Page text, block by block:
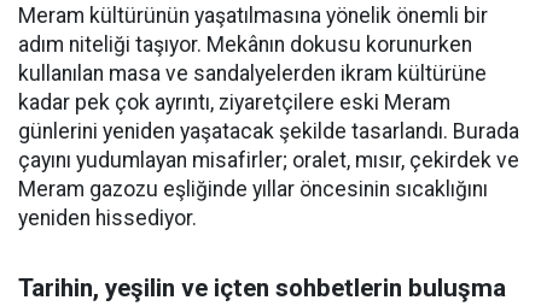
Meram kültürünün yaşatılmasına yönelik önemli bir
adım niteliği taşıyor. Mekânın dokusu korunurken
kullanılan masa ve sandalyelerden ikram kültürüne
kadar pek çok ayrıntı, ziyaretçilere eski Meram
günlerini yeniden yaşatacak şekilde tasarlandı. Burada
çayını yudumlayan misafirler; oralet, mısır, çekirdek ve
Meram gazozu eşliğinde yıllar öncesinin sıcaklığını
yeniden hissediyor.
Tarihin, yeşilin ve içten sohbetlerin buluşma